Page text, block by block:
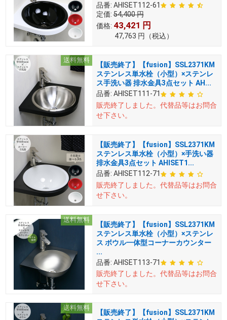
品番: AHISET112-61
定価: 54,400円
価格: 43,421 円
47,763 円 （税込）
送料無料
【販売終了】【fusion】SSL2371KM
ステンレス単水栓（小型）×ステンレ
ス手洗い器 排水金具3点セット AH...
品番: AHISET111-71
販売終了しました。 代替品等はお問合
せ下さい。
【販売終了】【fusion】SSL2371KM
ステンレス単水栓（小型）×手洗い器
排水金具3点セット AHISET1...
品番: AHISET112-71
販売終了しました。 代替品等はお問合
せ下さい。
送料無料
【販売終了】【fusion】SSL2371KM
ステンレス単水栓（小型）×ステンレ
ス ボウル一体型コーナーカウンター
...
品番: AHISET113-71
販売終了しました。 代替品等はお問合
せ下さい。
送料無料
【販売終了】【fusion】SSL2371KM